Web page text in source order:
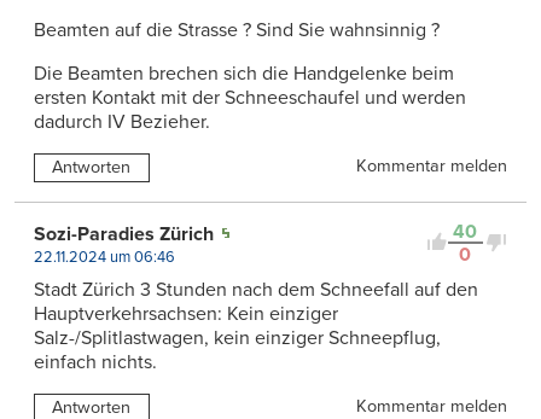
Beamten auf die Strasse ? Sind Sie wahnsinnig ?
Die Beamten brechen sich die Handgelenke beim
ersten Kontakt mit der Schneeschaufel und werden
dadurch IV Bezieher.
Antworten Kommentar melden
40
0
Sozi-Paradies Zürich
22.11.2024 um 06:46
Stadt Zürich 3 Stunden nach dem Schneefall auf den
Hauptverkehrsachsen: Kein einziger
Salz-/Splitlastwagen, kein einziger Schneepflug,
einfach nichts.
Antworten
Kommentar melden